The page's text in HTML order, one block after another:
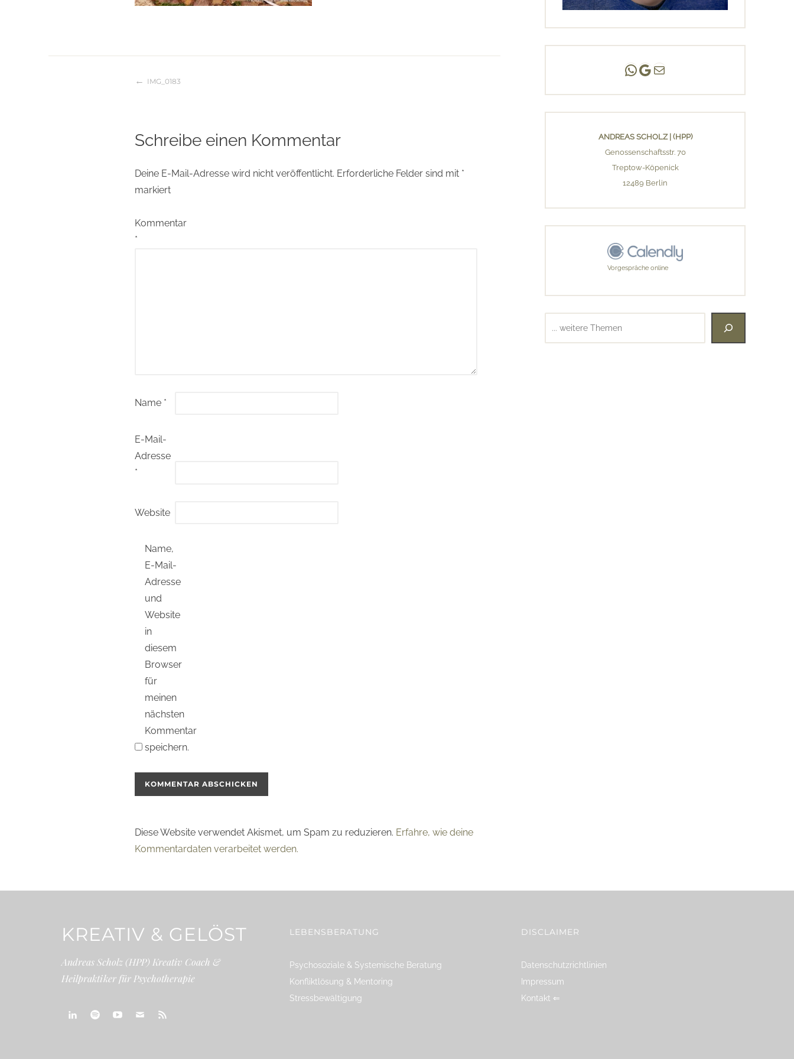
Beitragsnavigation
IMG_0183
Schreibe einen Kommentar
Deine E-Mail-Adresse wird nicht veröffentlicht. Erforderliche Felder sind mit *
markiert
Kommentar
*
Name *
E-Mail-
Adresse
*
Website
Name,
E-Mail-
Adresse
und
Website
in
diesem
Browser
für
meinen
nächsten
Kommentar
speichern.
Diese Website verwendet Akismet, um Spam zu reduzieren. Erfahre, wie deine
Kommentardaten verarbeitet werden.
Andreas Scholz | (HPP)
Praxis Adlershof
E-Mail an mich ...
ANDREAS SCHOLZ | (HPP)
Genossenschaftsstr. 70
Treptow-Köpenick
12489 Berlin
Vorgespräche online
KREATIV & GELÖST
Andreas Scholz (HPP) Kreativ Coach &
Heilpraktiker für Psychotherapie
LEBENSBERATUNG
Psychosoziale & Systemische Beratung
Konfliktlösung & Mentoring
Stressbewältigung
DISCLAIMER
Datenschutzrichtlinien
Impressum
Kontakt ⇐